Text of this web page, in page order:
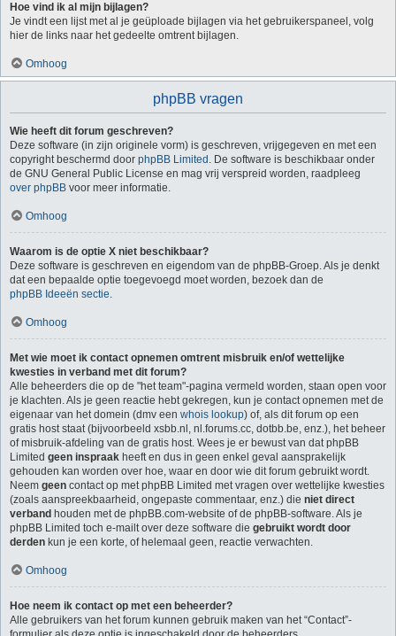
Hoe vind ik al mijn bijlagen?
Je vindt een lijst met al je geüploade bijlagen via het gebruikerspaneel, volg
hier de links naar het gedeelte omtrent bijlagen.
Omhoog
phpBB vragen
Wie heeft dit forum geschreven?
Deze software (in zijn originele vorm) is geschreven, vrijgegeven en met een
copyright beschermd door phpBB Limited . De software is beschikbaar onder
de GNU General Public License en mag vrij verspreid worden, raadpleeg
over phpBB voor meer informatie.
Omhoog
Waarom is de optie X niet beschikbaar?
Deze software is geschreven en eigendom van de phpBB-Groep. Als je denkt
dat een bepaalde optie toegevoegd moet worden, bezoek dan de
phpBB Ideeën sectie.
Omhoog
Met wie moet ik contact opnemen omtrent misbruik en/of wettelijke
kwesties in verband met dit forum?
Alle beheerders die op de "het team"-pagina vermeld worden, staan open voor
je klachten. Als je geen reactie hebt gekregen, kun je contact opnemen met de
eigenaar van het domein (dmv een whois lookup) of, als dit forum op een
gratis host staat (bijvoorbeeld xsbb.nl, nl.forums.cc, dotbb.be, enz.), het beheer
of misbruik-afdeling van de gratis host. Wees je er bewust van dat phpBB
Limited geen inspraak heeft en dus in geen enkel geval aansprakelijk
gehouden kan worden over hoe, waar en door wie dit forum gebruikt wordt.
Neem geen contact op met phpBB Limited met vragen over wettelijke kwesties
(zoals aanspreekbaarheid, ongepaste commentaar, enz.) die niet direct
verband houden met de phpBB.com-website of de phpBB-software. Als je
phpBB Limited toch e-mailt over deze software die gebruikt wordt door
derden kun je een korte, of helemaal geen, reactie verwachten.
Omhoog
Hoe neem ik contact op met een beheerder?
Alle gebruikers van het forum kunnen gebruik maken van het “Contact”-